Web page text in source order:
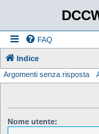
FAQ
Indice
Argomenti senza risposta
Nome utente: